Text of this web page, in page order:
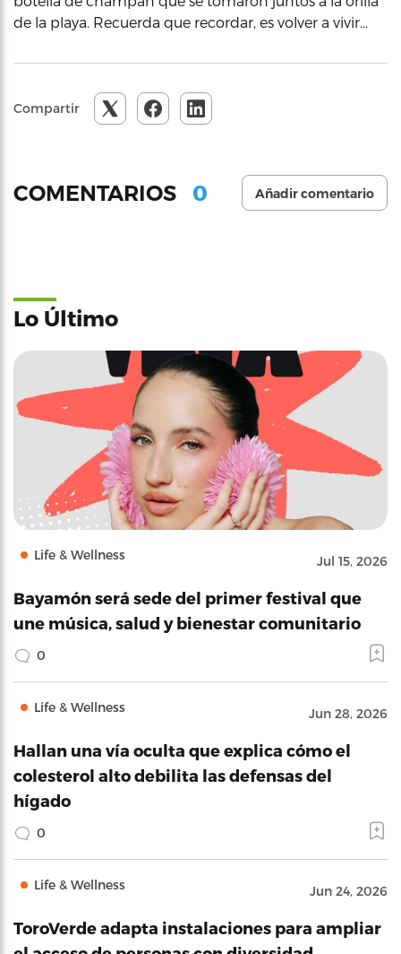
de la playa. Recuerda que recordar, es volver a vivir…
Compartir
COMENTARIOS 0 Añadir comentario
Lo Último
Life & Wellness Jul 15, 2026
Bayamón será sede del primer festival que
une música, salud y bienestar comunitario
0
Life & Wellness Jun 28, 2026
Hallan una vía oculta que explica cómo el
colesterol alto debilita las defensas del
hígado
0
Life & Wellness Jun 24, 2026
ToroVerde adapta instalaciones para ampliar